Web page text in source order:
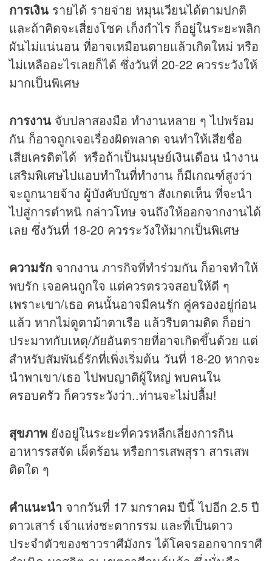
การเงิน รายได้ รายจ่าย หมุนเวียนได้ตามปกติ
และถ้าคิดจะเสี่ยงโชค เก็งกำไร ก็อยู่ในระยะพลิก
ผันไม่แน่นอน ที่อาจเหมือนตายแล้วเกิดใหม่ หรือ
ไม่เหลืออะไรเลยก็ได้ ซึ่งวันที่ 20-22 ควรระวังให้
มากเป็นพิเศษ
การงาน จับปลาสองมือ ทำงานหลาย ๆ ไปพร้อม
กัน ก็อาจถูกเจอเรื่องผิดพลาด จนทำให้เสียชื่อ
เสียเครดิตได้ หรือถ้าเป็นมนุษย์เงินเดือน นำงาน
เสริมพิเศษไปแอบทำในที่ทำงาน ก็มีเกณฑ์สูงว่า
จะถูกนายจ้าง ผู้บังคับบัญชา สังเกตเห็น ที่จะนำ
ไปสู่การตำหนิ กล่าวโทษ จนถึงให้ออกจากงานได้
เลย ซึ่งวันที่ 18-20 ควรระวังให้มากเป็นพิเศษ
ความรัก จากงาน ภารกิจที่ทำร่วมกัน ก็อาจทำให้
พบรัก เจอคนถูกใจ แต่ควรตรวจสอบให้ดี ๆ
เพราะเขา/เธอ คนนั้นอาจมีคนรัก คู่ครองอยู่ก่อน
แล้ว หากไม่ดูตาม้าตาเรือ แล้วรีบตามติด ก็อย่า
ประมาทกับเหตุ/ภัยอันตรายที่อาจเกิดขึ้นด้วย แต่
สำหรับสัมพันธ์รักที่เพิ่งเริ่มต้น วันที่ 18-20 หากจะ
นำพาเขา/เธอ ไปพบญาติผู้ใหญ่ พบคนใน
ครอบครัว ก็ควรระวังว่า..ท่านจะไม่ปลื้ม!
สุขภาพ ยังอยู่ในระยะที่ควรหลีกเลี่ยงการกิน
อาหารรสจัด เผ็ดร้อน หรือการเสพสุรา สารเสพ
ติดใด ๆ
คำแนะนำ จากวันที่ 17 มกราคม ปีนี้ ไปอีก 2.5 ปี
ดาวเสาร์ เจ้าแห่งชะตากรรม และที่เป็นดาว
ประจำตัวของชาวราศีมังกร ได้โคจรออกจากราศี